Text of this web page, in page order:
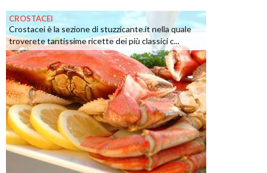
CROSTACEI
Crostacei è la sezione di stuzzicante.it nella quale
troverete tantissime ricette dei più classici c...